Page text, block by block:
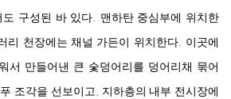
도 구성된 바 있다. 맨하탄 중심부에 위치한
리 천장에는 채널 가든이 위치한다. 이곳에
서 만들어낸 큰 숯덩어리를 덩어리채 묶어
조각을 선보이고, 지하층의 내부 전시장에